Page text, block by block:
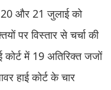
और 21 जुलाई को
पर विस्तार से चर्चा की
में 19 अतिरिक्त जजों
हाई कोर्ट के चार